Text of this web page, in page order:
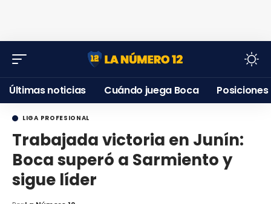
Últimas noticias Cuándo juega Boca Posiciones
LIGA PROFESIONAL
Trabajada victoria en Junín:
Boca superó a Sarmiento y
sigue líder